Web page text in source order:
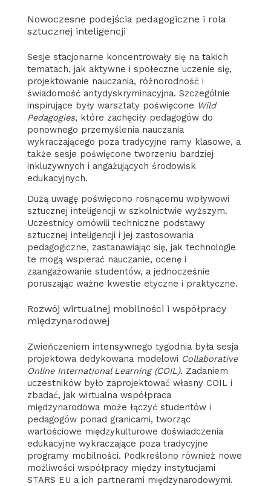
Nowoczesne podejścia pedagogiczne i rola
sztucznej inteligencji
Sesje stacjonarne koncentrowały się na takich
tematach, jak aktywne i społeczne uczenie się,
projektowanie nauczania, różnorodność i
świadomość antydyskryminacyjna. Szczególnie
inspirujące były warsztaty poświęcone Wild
Pedagogies, które zachęciły pedagogów do
ponownego przemyślenia nauczania
wykraczającego poza tradycyjne ramy klasowe, a
także sesje poświęcone tworzeniu bardziej
inkluzywnych i angażujących środowisk
edukacyjnych.
Dużą uwagę poświęcono rosnącemu wpływowi
sztucznej inteligencji w szkolnictwie wyższym.
Uczestnicy omówili techniczne podstawy
sztucznej inteligencji i jej zastosowania
pedagogiczne, zastanawiając się, jak technologie
te mogą wspierać nauczanie, ocenę i
zaangażowanie studentów, a jednocześnie
poruszając ważne kwestie etyczne i praktyczne.
Rozwój wirtualnej mobilności i współpracy
międzynarodowej
Zwieńczeniem intensywnego tygodnia była sesja
projektowa dedykowana modelowi Collaborative
Online International Learning (COIL). Zadaniem
uczestników było zaprojektować własny COIL i
zbadać, jak wirtualna współpraca
międzynarodowa może łączyć studentów i
pedagogów ponad granicami, tworząc
wartościowe międzykulturowe doświadczenia
edukacyjne wykraczające poza tradycyjne
programy mobilności. Podkreślono również nowe
możliwości współpracy między instytucjami
STARS EU a ich partnerami międzynarodowymi.